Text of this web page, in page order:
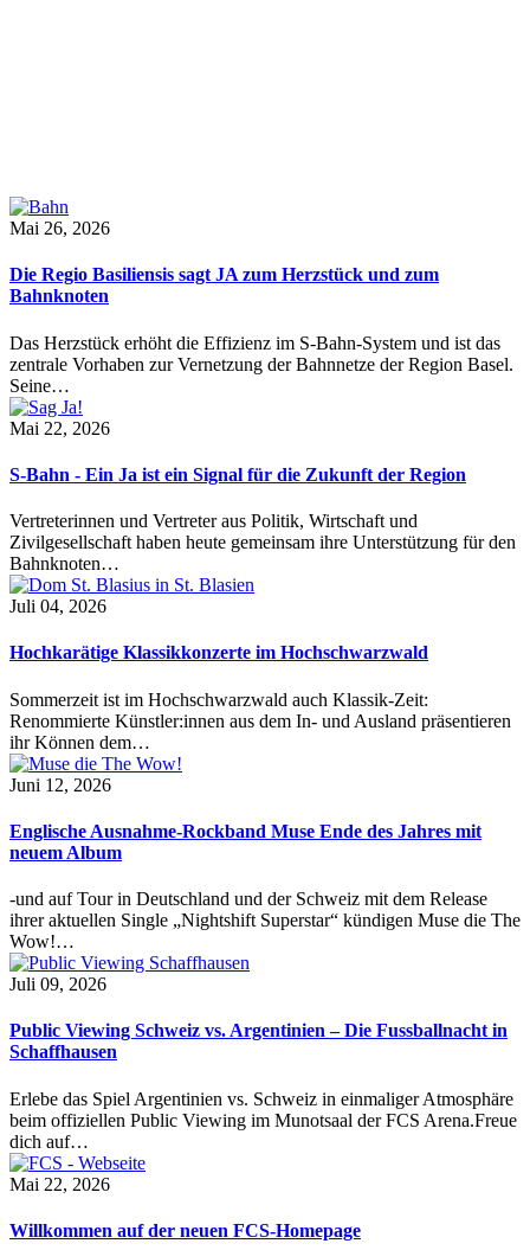
Mai 26, 2026
Die Regio Basiliensis sagt JA zum Herzstück und zum
Bahnknoten
Das Herzstück erhöht die Effizienz im S-Bahn-System und ist das
zentrale Vorhaben zur Vernetzung der Bahnnetze der Region Basel.
Seine…
Mai 22, 2026
S-Bahn - Ein Ja ist ein Signal für die Zukunft der Region
Vertreterinnen und Vertreter aus Politik, Wirtschaft und
Zivilgesellschaft haben heute gemeinsam ihre Unterstützung für den
Bahnknoten…
Juli 04, 2026
Hochkarätige Klassikkonzerte im Hochschwarzwald
Sommerzeit ist im Hochschwarzwald auch Klassik-Zeit:
Renommierte Künstler:innen aus dem In- und Ausland präsentieren
ihr Können dem…
Juni 12, 2026
Englische Ausnahme-Rockband Muse Ende des Jahres mit
neuem Album
-und auf Tour in Deutschland und der Schweiz mit dem Release
ihrer aktuellen Single „Nightshift Superstar“ kündigen Muse die The
Wow!…
Juli 09, 2026
Public Viewing Schweiz vs. Argentinien – Die Fussballnacht in
Schaffhausen
Erlebe das Spiel Argentinien vs. Schweiz in einmaliger Atmosphäre
beim offiziellen Public Viewing im Munotsaal der FCS Arena.Freue
dich auf…
Mai 22, 2026
Willkommen auf der neuen FCS-Homepage